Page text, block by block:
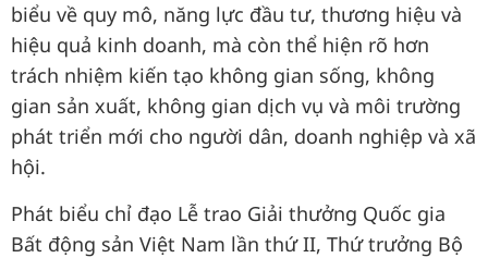
biểu về quy mô, năng lực đầu tư, thương hiệu và
hiệu quả kinh doanh, mà còn thể hiện rõ hơn
trách nhiệm kiến tạo không gian sống, không
gian sản xuất, không gian dịch vụ và môi trường
phát triển mới cho người dân, doanh nghiệp và xã
hội.
Phát biểu chỉ đạo Lễ trao Giải thưởng Quốc gia
Bất động sản Việt Nam lần thứ II, Thứ trưởng Bộ